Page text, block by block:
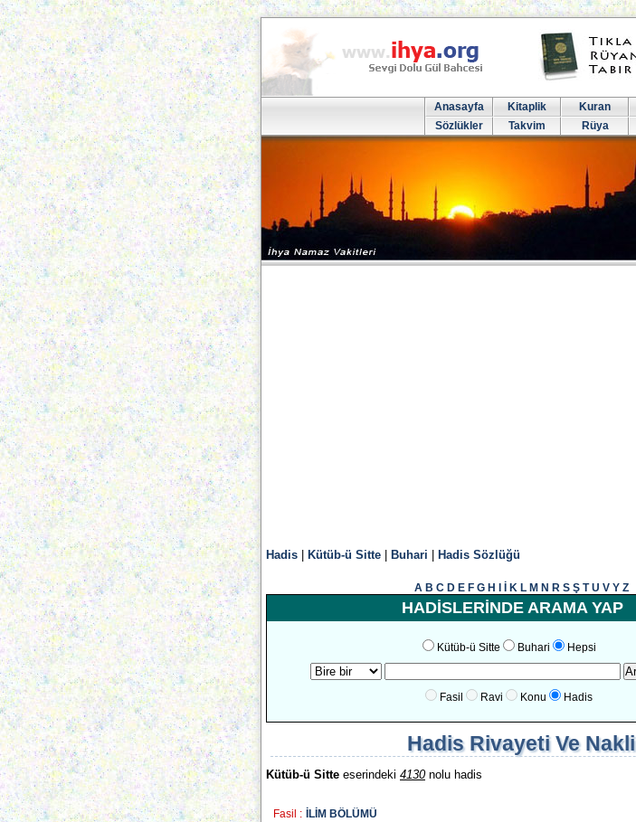
Anasayfa Kitaplik Kuran
Sözlükler
Takvim Rüya
Hadis Kütüb-ü Sitte Buhari Hadis Sözlüğü
A B C D E F G H K L M N R S Ş T U V Y Z
HADİSLERİNDE ARAMA YAP
Kütüb-ü Sitte Buhari Hepsi
Fasil Ravi Konu Hadis
Hadis Rivayeti Ve Nakli
Kütüb-ü Sitte eserindeki 4130nolu hadis
Fasil :
İLİM BÖLÜMÜ